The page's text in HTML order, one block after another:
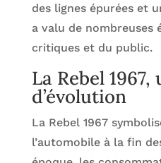
des lignes épurées et
a valu de nombreuses
critiques et du public.
La Rebel
d’évolution
La Rebel 1967
l’automobile à la fin